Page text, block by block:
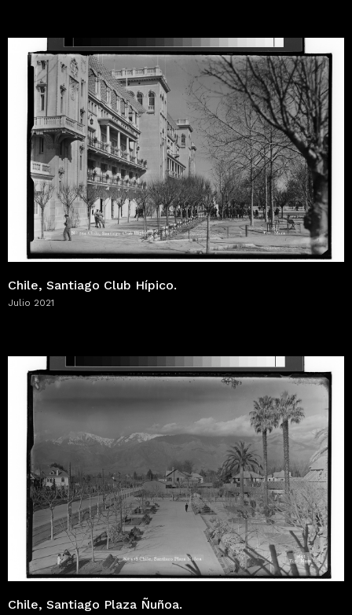
Chile, Santiago Club Hípico.
Julio 2021
Chile, Santiago Plaza Ñuñoa.